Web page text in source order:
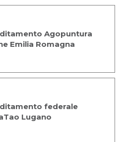
Agopuntura
Emilia Romagna
federale
Lugano